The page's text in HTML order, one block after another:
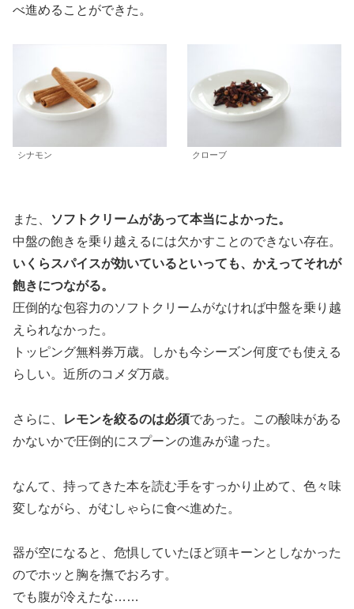
べ進めることができた。
シナモン クローブ
また、
ソフトクリームがあって本当によかった。
中盤の飽きを乗り越えるには欠かすことのできない存在。
いくらスパイスが効いているといっても、かえってそれが
飽きにつながる。
圧倒的な包容力のソフトクリームがなければ中盤を乗り越
えられなかった。
トッピング無料券万歳。しかも今シーズン何度でも使える
らしい。近所のコメダ万歳。
さらに、 レモンを絞るのは必須であった。この酸味がある
かないかで圧倒的にスプーンの進みが違った。
なんて、持ってきた本を読む手をすっかり止めて、色々味
変しながら、がむしゃらに食べ進めた。
器が空になると、危惧していたほど頭キーンとしなかった
のでホッと胸を撫でおろす。
でも腹が冷えたな……